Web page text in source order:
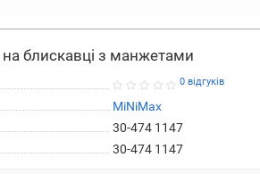
блискавці з манжетами
0 відгуків
MiNiMax
30-474 1147
30-474 1147